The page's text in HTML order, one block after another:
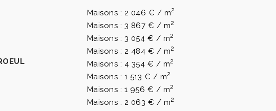
Maisons : 2 046 € / m2
Maisons : 3 867 € / m2
Maisons : 3 054 € / m2
Maisons : 2 484 € / m2
Maisons : 4 354 € / m2
Maisons : 1 513 € / m2
Maisons : 1 956 € / m2
Maisons : 2 063 € / m2